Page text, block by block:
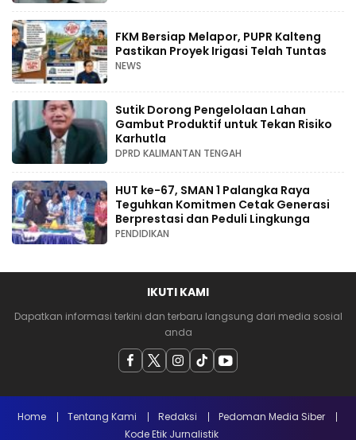
FKM Bersiap Melapor, PUPR Kalteng
Pastikan Proyek Irigasi Telah Tuntas
NEWS
Sutik Dorong Pengelolaan Lahan
Gambut Produktif untuk Tekan Risiko
Karhutla
DPRD KALIMANTAN TENGAH
HUT ke-67, SMAN 1 Palangka Raya
Teguhkan Komitmen Cetak Generasi
Berprestasi dan Peduli Lingkunga
PENDIDIKAN
IKUTI KAMI
Dapatkan informasi terkini dan terbaru langsung dari media sosial
anda
Home Tentang Kami Redaksi
Pedoman Media Siber
Kode Etik Jurnalistik